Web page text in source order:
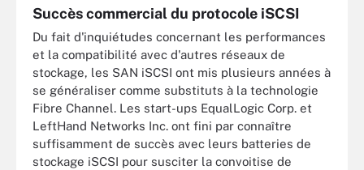
Succès commercial du protocole iSCSI
Du fait d'inquiétudes concernant les performances
et la compatibilité avec d'autres réseaux de
stockage, les SAN iSCSI ont mis plusieurs années à
se généraliser comme substituts à la technologie
Fibre Channel. Les start-ups EqualLogic Corp. et
LeftHand Networks Inc. ont fini par connaître
suffisamment de succès avec leurs batteries de
stockage iSCSI pour susciter la convoitise de